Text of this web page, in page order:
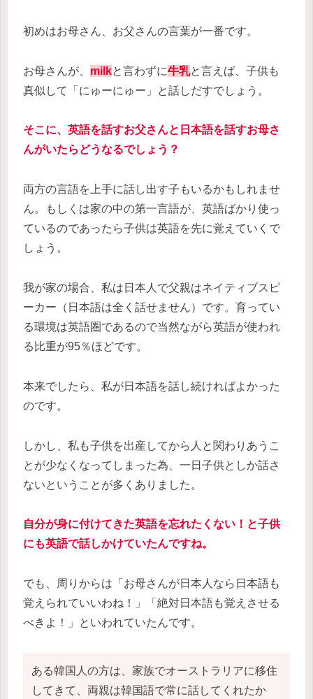
初めはお母さん、お父さんの言葉が一番です。
お母さんが、 milkと言わずに牛乳と言えば、子供も
真似して「にゅーにゅー」と話しだすでしょう。
そこに、英語を話すお父さんと日本語を話すお母さ
んがいたらどうなるでしょう？
両方の言語を上手に話し出す子もいるかもしれませ
ん。もしくは家の中の第一言語が、英語ばかり使っ
ているのであったら子供は英語を先に覚えていくで
しょう。
我が家の場合、私は日本人で父親はネイティブスピ
ーカー（日本語は全く話せません）です。育ってい
る環境は英語圏であるので当然ながら英語が使われ
る比重が95％ほどです。
本来でしたら、私が日本語を話し続ければよかった
のです。
しかし、私も子供を出産してから人と関わりあうこ
とが少なくなってしまった為、一日子供としか話さ
ないということが多くありました。
自分が身に付けてきた英語を忘れたくない！と子供
にも英語で話しかけていたんですね。
でも、周りからは「お母さんが日本人なら日本語も
覚えられていいわね！」「絶対日本語も覚えさせる
べきよ！」といわれていたんです。
ある韓国人の方は、家族でオーストラリアに移住
してきて、両親は韓国語で常に話してくれたか